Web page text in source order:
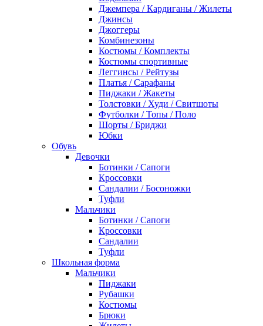
Джемпера / Кардиганы / Жилеты
Джинсы
Джоггеры
Комбинезоны
Костюмы / Комплекты
Костюмы спортивные
Леггинсы / Рейтузы
Платья / Сарафаны
Пиджаки / Жакеты
Толстовки / Худи / Свитшоты
Футболки / Топы / Поло
Шорты / Бриджи
Юбки
Обувь
Девочки
Ботинки / Сапоги
Кроссовки
Сандалии / Босоножки
Туфли
Мальчики
Ботинки / Сапоги
Кроссовки
Сандалии
Туфли
Школьная форма
Мальчики
Пиджаки
Рубашки
Костюмы
Брюки